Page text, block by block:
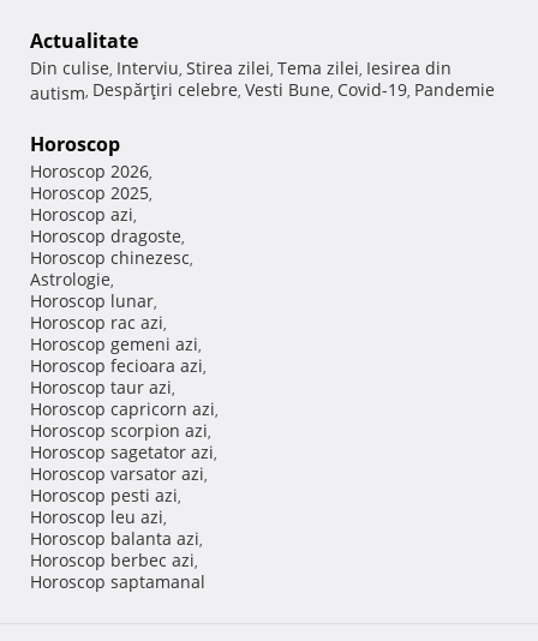
Actualitate
Din culise, Interviu, Stirea zilei, Tema zilei, Iesirea din
autism, Despărţiri celebre, Vesti Bune, Covid-19, Pandemie
Horoscop
Horoscop 2026,
Horoscop 2025,
Horoscop azi,
Horoscop dragoste,
Horoscop chinezesc,
Astrologie,
Horoscop lunar,
Horoscop rac azi,
Horoscop gemeni azi,
Horoscop fecioara azi,
Horoscop taur azi,
Horoscop capricorn azi,
Horoscop scorpion azi,
Horoscop sagetator azi,
Horoscop varsator azi,
Horoscop pesti azi,
Horoscop leu azi,
Horoscop balanta azi,
Horoscop berbec azi,
Horoscop saptamanal